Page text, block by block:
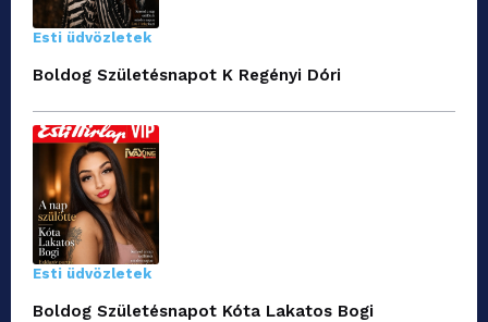
Esti üdvözletek
Boldog Születésnapot K Regényi Dóri
Esti üdvözletek
Boldog Születésnapot Kóta Lakatos Bogi